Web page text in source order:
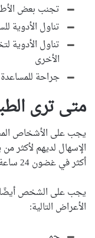
تجنب بعض
تناول الأدوية
تناول الأدوية
الأخرى
جراحة
متى ترى
يجب على الأشخاص
الإسهال لديهم لأكثر
أكثر في غضون 24 ساعة.
يجب على الشخص أيضًا
الأعراض التالية: